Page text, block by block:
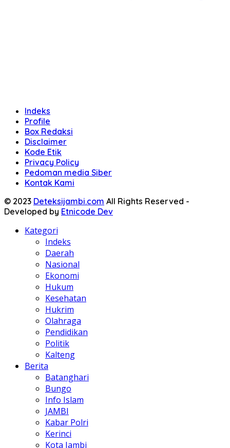
Indeks
Profile
Box Redaksi
Disclaimer
Kode Etik
Privacy Policy
Pedoman media Siber
Kontak Kami
© 2023 Deteksijambi.com All Rights Reserved -
Developed by Etnicode Dev
Kategori
Indeks
Daerah
Nasional
Ekonomi
Hukum
Kesehatan
Hukrim
Olahraga
Pendidikan
Politik
Kalteng
Berita
Batanghari
Bungo
Info Islam
JAMBI
Kabar Polri
Kerinci
Kota Jambi